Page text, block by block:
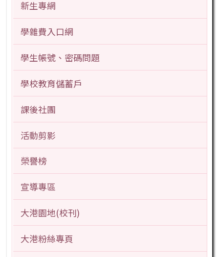
新生專網
學雜費入口網
學生帳號、密碼問題
學校教育儲蓄戶
課後社團
活動剪影
榮譽榜
宣導專區
大港園地(校刊)
大港粉絲專頁